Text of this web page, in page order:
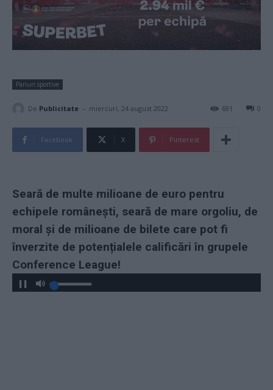
Pariuri sportive
De Publicitate - miercuri, 24 august 2022 0
691
Facebook X Pinterest
Seară de multe milioane de euro pentru
echipele românești, seară de mare orgoliu, de
moral și de milioane de bilete care pot fi
înverzite de potențialele calificări în grupele
Conference League!